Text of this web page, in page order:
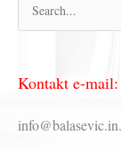
р
т
Kontakt e-mail: